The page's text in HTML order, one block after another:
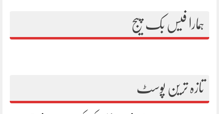
ہمارا فیس بک پیج
تازہ ترین پوسٹ